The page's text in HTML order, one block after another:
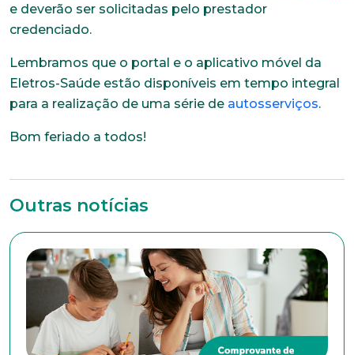
e deverão ser solicitadas pelo prestador
credenciado.
Lembramos que o portal e o aplicativo móvel da
Eletros-Saúde estão disponíveis em tempo integral
para a realização de uma série de autosserviços.
Bom feriado a todos!
Outras notícias